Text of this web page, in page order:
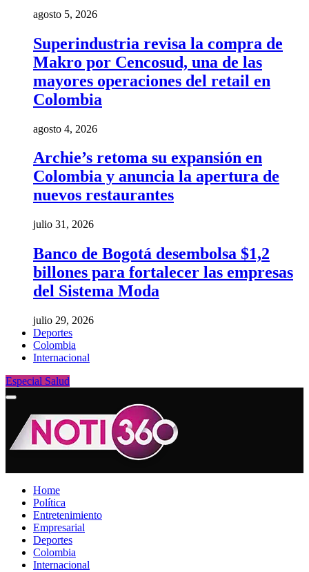
agosto 5, 2026
Superindustria revisa la compra de
Makro por Cencosud, una de las
mayores operaciones del retail en
Colombia
agosto 4, 2026
Archie’s retoma su expansión en
Colombia y anuncia la apertura de
nuevos restaurantes
julio 31, 2026
Banco de Bogotá desembolsa $1,2
billones para fortalecer las empresas
del Sistema Moda
julio 29, 2026
Deportes
Colombia
Internacional
Especial Salud
Home
Política
Entretenimiento
Empresarial
Deportes
Colombia
Internacional